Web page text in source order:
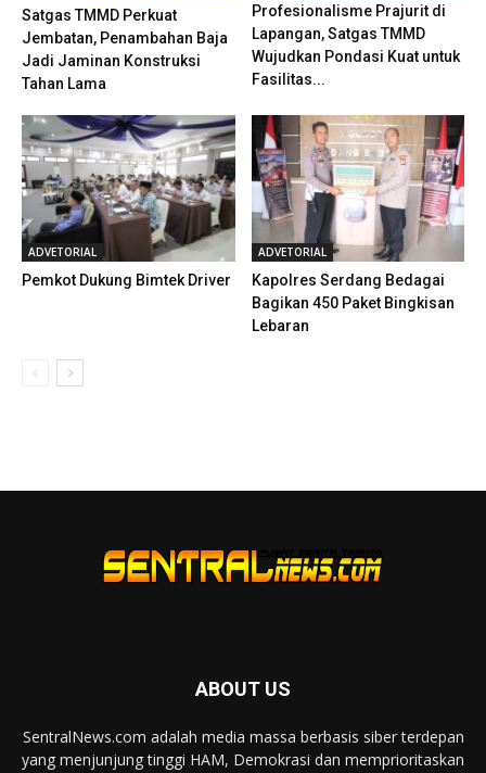
Satgas TMMD Perkuat
Jembatan, Penambahan Baja
Jadi Jaminan Konstruksi
Tahan Lama
Profesionalisme Prajurit di
Lapangan, Satgas TMMD
Wujudkan Pondasi Kuat untuk
Fasilitas...
ADVETORIAL
Pemkot Dukung Bimtek Driver
ADVETORIAL
Kapolres Serdang Bedagai
Bagikan 450 Paket Bingkisan
Lebaran
ABOUT US
SentralNews.com adalah media massa berbasis siber terdepan
yang menjunjung tinggi HAM, Demokrasi dan memprioritaskan